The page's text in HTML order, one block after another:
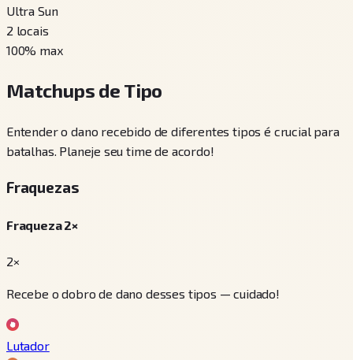
Ultra Sun
2 locais
100% max
Matchups de Tipo
Entender o dano recebido de diferentes tipos é crucial para
batalhas. Planeje seu time de acordo!
Fraquezas
Fraqueza 2×
2×
Recebe o dobro de dano desses tipos — cuidado!
Lutador